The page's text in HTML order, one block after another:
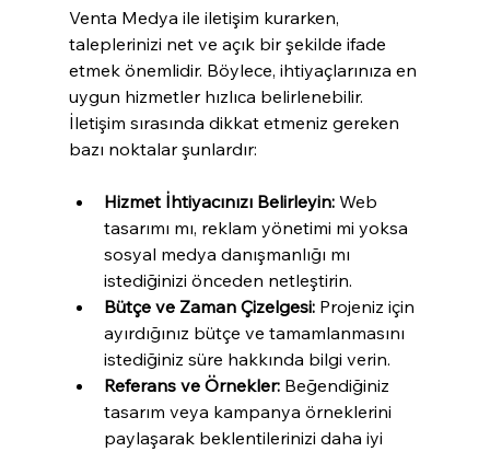
Venta Medya ile iletişim kurarken,
taleplerinizi net ve açık bir şekilde ifade
etmek önemlidir. Böylece, ihtiyaçlarınıza en
uygun hizmetler hızlıca belirlenebilir.
İletişim sırasında dikkat etmeniz gereken
bazı noktalar şunlardır:
Hizmet İhtiyacınızı Belirleyin: Web
tasarımı mı, reklam yönetimi mi yoksa
sosyal medya danışmanlığı mı
istediğinizi önceden netleştirin.
Bütçe ve Zaman Çizelgesi: Projeniz için
ayırdığınız bütçe ve tamamlanmasını
istediğiniz süre hakkında bilgi verin.
Referans ve Örnekler: Beğendiğiniz
tasarım veya kampanya örneklerini
paylaşarak beklentilerinizi daha iyi